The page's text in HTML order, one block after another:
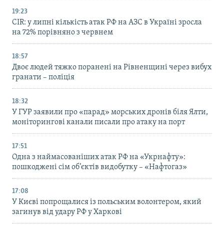
19:23
CIR: у липні кількість атак РФ на АЗС в Україні зросла
на 72% порівняно з червнем
18:57
Двоє людей тяжко поранені на Рівненщині через вибух
гранати – поліція
18:32
У ГУР заявили про «парад» морських дронів біля Ялти,
моніторингові канали писали про атаку на порт
17:51
Одна з наймасованіших атак РФ на «Укрнафту»:
пошкоджені сім об’єктів видобутку – «Нафтогаз»
17:08
У Києві попрощалися із польським волонтером, який
загинув від удару РФ у Харкові